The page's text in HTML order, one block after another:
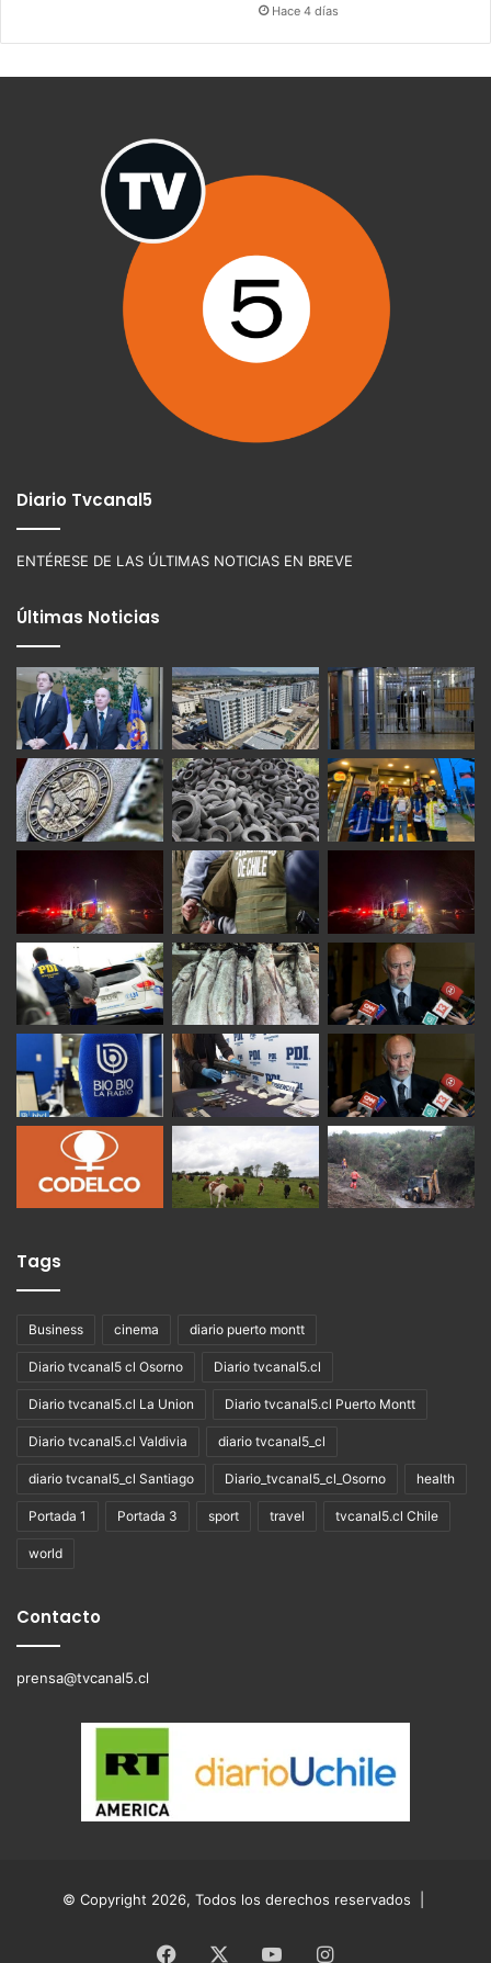
Hace 4 días
Diario Tvcanal5
ENTÉRESE DE LAS ÚLTIMAS NOTICIAS EN BREVE
Últimas Noticias
Tags
Business cinema diario puerto montt
Diario tvcanal5 cl Osorno Diario tvcanal5.cl
Diario tvcanal5.cl La Union Diario tvcanal5.cl Puerto Montt
Diario tvcanal5.cl Valdivia diario tvcanal5_cl
diario tvcanal5_cl Santiago Diario_tvcanal5_cl_Osorno health
Portada 1 Portada 3 sport travel tvcanal5.cl Chile
world
Contacto
prensa@tvcanal5.cl
© Copyright 2026, Todos los derechos reservados |
Facebook YouTubeInstagram